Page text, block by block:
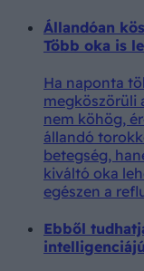
Állandóan
Több oka is
Ha naponta
megköszörüli
nem köhög,
állandó
betegség,
kiváltó oka
egészen a
Ebből